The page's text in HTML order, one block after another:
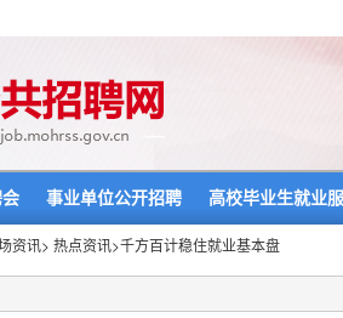
事业单位公开招聘 高校毕业生就业
资讯> 热点资讯>千方百计稳住就业基本盘